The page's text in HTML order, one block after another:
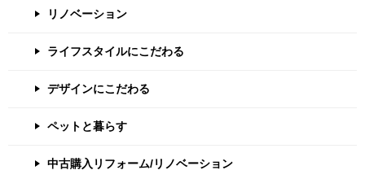
リノベーション
ライフスタイルにこだわる
デザインにこだわる
ペットと暮らす
中古購入リフォーム/リノベーション